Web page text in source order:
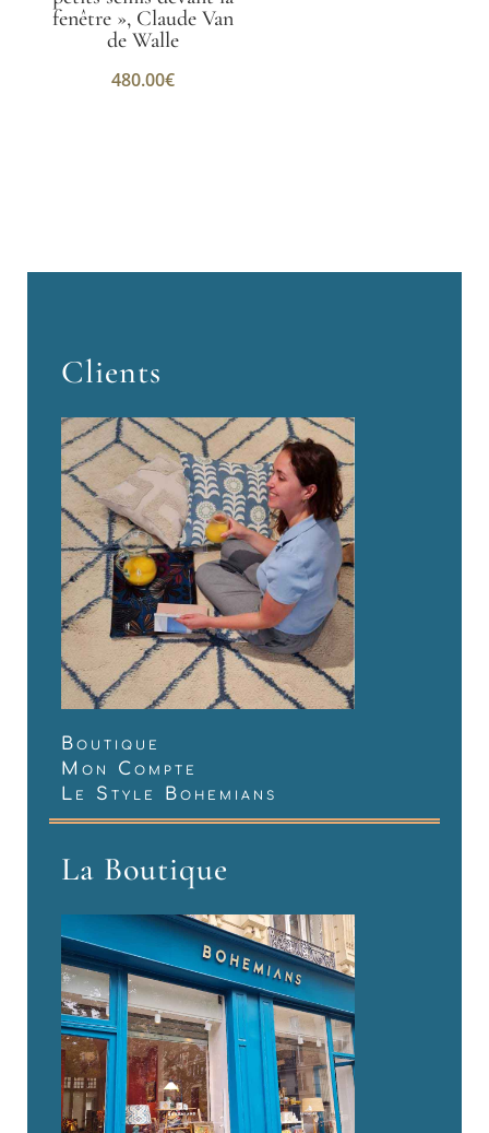
fenêtre », Claude Van
de Walle
480.00€
Clients
Boutique
Mon Compte
Le Style Bohemians
La Boutique